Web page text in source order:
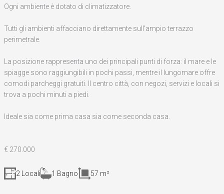
Ogni ambiente è dotato di climatizzatore.
Tutti gli ambienti affacciano direttamente sull'ampio terrazzo
perimetrale.
La posizione rappresenta uno dei principali punti di forza: il mare e le
spiagge sono raggiungibili in pochi passi, mentre il lungomare offre
comodi parcheggi gratuiti. Il centro città, con negozi, servizi e locali si
trova a pochi minuti a piedi.
Ideale sia come prima casa sia come seconda casa.
€ 270.000
2 Locali 1 Bagno 57 m²